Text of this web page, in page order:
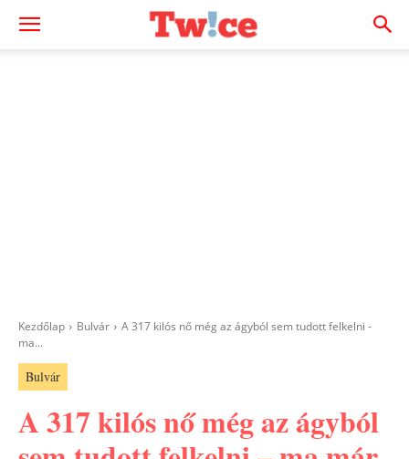
Kezdőlap Bulvár
A 317 kilós nő még az ágyból sem tudott felkelni -
ma...
Bulvár
A 317 kilós nő még az ágyból